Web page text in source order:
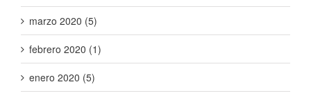
marzo 2020 (5)
febrero 2020 (1)
enero 2020 (5)